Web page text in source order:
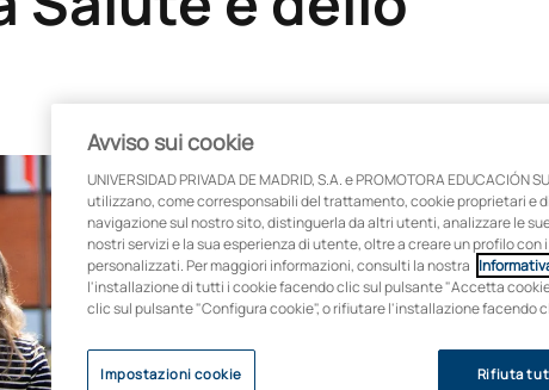
Avviso sui cookie
UNIVERSIDAD PRIVADA DE MADRID, S.A. e PROMOTORA EDUCACIÓN
utilizzano, come corresponsabili del trattamento, cookie proprietari e
navigazione sul nostro sito, distinguerla da altri utenti, analizzare le
nostri servizi e la sua esperienza di utente, oltre a creare un profilo
personalizzati. Per maggiori informazioni, consulti la nostra
l'installazione di tutti i cookie facendo clic sul pulsante "Accetta
clic sul pulsante "Configura cookie", o rifiutare l'installazione facendo
Rifiuta
Impostazioni cookie